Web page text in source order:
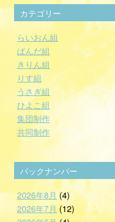
カテゴリー
らいおん組
ぱんだ組
きりん組
りす組
うさぎ組
ひよこ組
集団制作
共同制作
バックナンバー
2026年8月(4)
2026年7月(12)